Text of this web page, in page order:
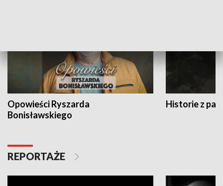
Opowieści Ryszarda
Bonisławskiego
Historie z
REPORTAŻE